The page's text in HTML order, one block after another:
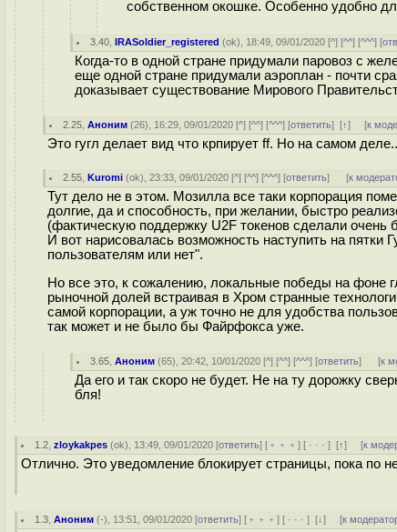
собственном окошке. Особенно удобно
3.40 ,IRASoldier_registered (ok), 18:49, 09/01/2020 [^] [^^] [^^^] [
Когда-то в одной стране придумали паровоз с
еще одной стране придумали аэроплан - почти
доказывает существование Мирового
2.25 ,Аноним (26), 16:29, 09/01/2020 [^] [^^] [^^^] [ответить][↑] [к
Это гугл делает вид что крпирует ff. Но на самом
2.55 ,Kuromi (ok), 23:33, 09/01/2020 [^] [^^] [^^^] [ответить] [к
Тут дело не в этом. Мозилла все таки корпорация
долгие, да и способность, при желании, быстро
(фактическую поддержку U2F токенов сделали очень
И вот нарисовалась возможность наступить на пятки
пользователям или нет".
Но все это, к сожалению, локальные победы на фоне
рыночной долей встраивая в Хром странные
самой корпорации, а уж точно не для удобства
так может и не было бы Файрфокса уже.
3.65 ,Аноним (65), 20:42, 10/01/2020 [^] [^^] [^^^] [ответить] [к
Да его и так скоро не будет. Не на ту дорожку
бля!
1.2 ,zloykakpes (ok), 13:49, 09/01/2020 [ответить] [ ﹢﹢﹢] [ · · ·][↑] [к
Отлично. Это уведомление блокирует страницы, пока по
1.3 ,Аноним (-), 13:51, 09/01/2020 [ответить] [ ﹢﹢﹢] [ · · ·][↓] [к